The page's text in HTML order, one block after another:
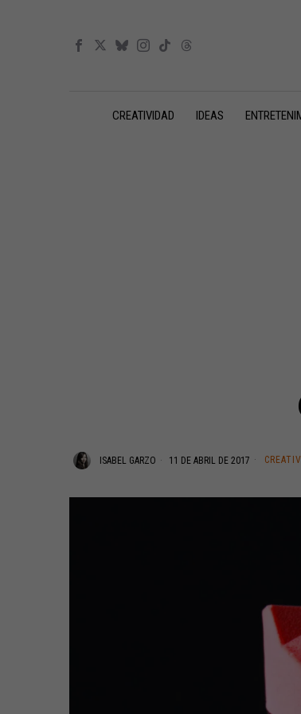
CREATIVIDAD IDEAS
ISABEL GARZO 11 DE ABRIL DE 2017